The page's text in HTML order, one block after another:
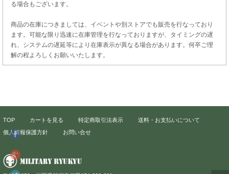
る場合もございます。
商品の在庫につきましては、イベントや別ストアでも販売を行なっており
ます。可能な限り迅速に在庫管理を行なっておりますが、タイミングの遅
れ、システムの遅延等により在庫表示が異なる場合があります。何卒ご理
解の程よろしくお願いいたします。
TOP カートを見る 特定商取引法表示
送料・お支払いについて
個人情報保護方針
お問い合せ